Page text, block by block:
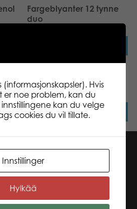
Fargeblyanter 12 tynne
duo
Les mer
Hvis
er noe problem, kan du
kan du velge
cookies du vil tillate.
Innstillinger
Hylkää